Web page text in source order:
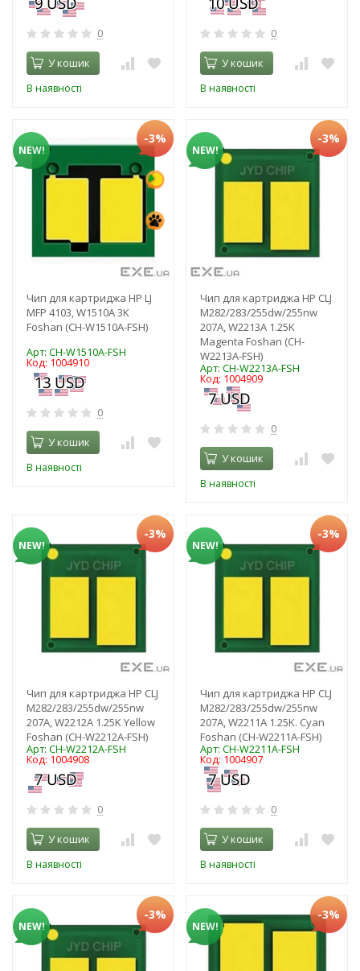
0
У кошик
В наявності
0
У кошик
В наявності
NEW!
-3%
Чип для картриджа HP LJ
MFP 4103, W1510A 3K
Foshan (CH-W1510A-FSH)
Арт: CH-W1510A-FSH
Код: 1004910
0
У кошик
В наявності
NEW!
-3%
Чип для картриджа HP CLJ
M282/283/255dw/255nw
207A, W2213A 1.25K
Magenta Foshan (CH-
W2213A-FSH)
Арт: CH-W2213A-FSH
Код: 1004909
0
У кошик
В наявності
NEW!
-3%
Чип для картриджа HP CLJ
M282/283/255dw/255nw
207A, W2212A 1.25K Yellow
Foshan (CH-W2212A-FSH)
Арт: CH-W2212A-FSH
Код: 1004908
0
У кошик
В наявності
NEW!
-3%
Чип для картриджа HP CLJ
M282/283/255dw/255nw
207A, W2211A 1.25K. Cyan
Foshan (CH-W2211A-FSH)
Арт: CH-W2211A-FSH
Код: 1004907
0
У кошик
В наявності
NEW!
-3%
NEW!
-3%